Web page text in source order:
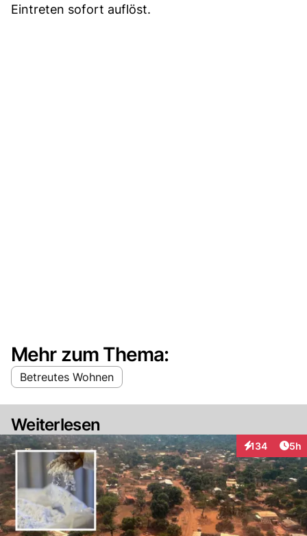
Eintreten sofort auflöst.
Mehr zum Thema:
Betreutes Wohnen
Weiterlesen
134
Interaktionen
5h